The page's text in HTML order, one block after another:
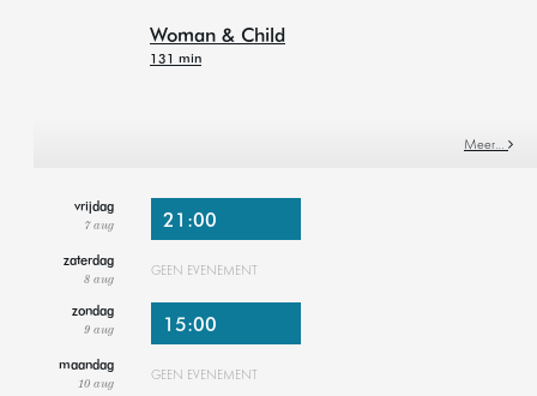
Woman & Child
131 min
Meer…
vrijdag
7 aug 21:00
zaterdag
8 aug
GEEN EVENEMENT
zondag
9 aug 15:00
maandag
10 aug
GEEN EVENEMENT